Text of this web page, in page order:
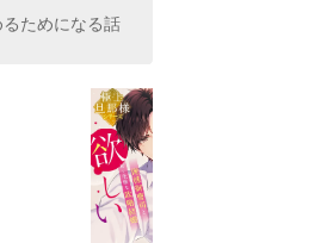
ためになる話